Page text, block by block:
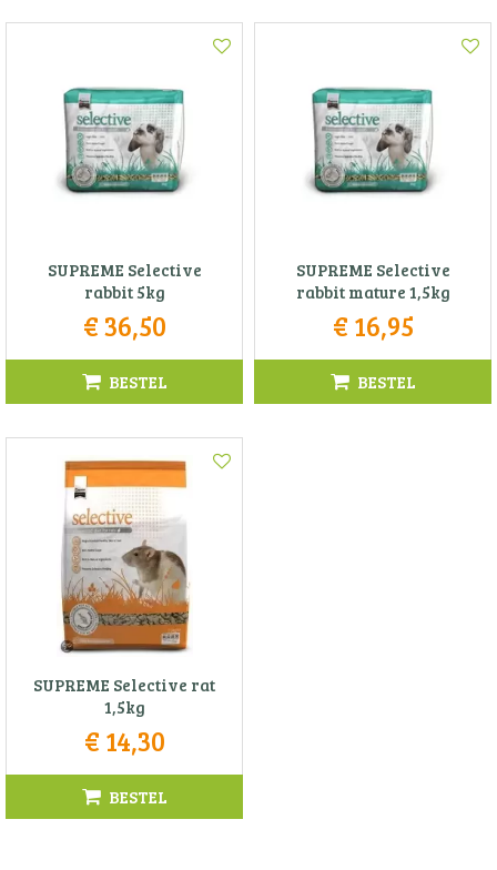
SUPREME Selective
rabbit 5kg
€36,50
BESTEL
SUPREME Selective
rabbit mature 1,5kg
€ 16,95
BESTEL
SUPREME Selective rat
1,5kg
€ 14,30
BESTEL